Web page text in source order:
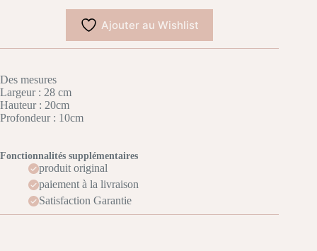
Ajouter au Wishlist
Des mesures
Largeur : 28 cm
Hauteur : 20cm
Profondeur : 10cm
Fonctionnalités supplémentaires
produit original
paiement à la livraison
Satisfaction Garantie